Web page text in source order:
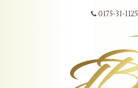
0175-31-1125